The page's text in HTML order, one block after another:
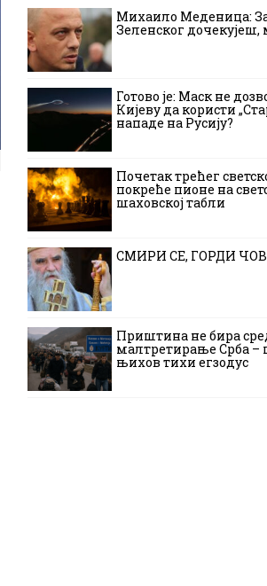
Михаило Меденица:
Зеленског дочекујеш,
Готово је: Маск не
Кијеву да користи
нападе на Русију?
Почетак трећег
покреће пионе на
шаховској табли
СМИРИ СЕ, ГОРДИ
Приштина не бира
малтретирање Срба –
њихов тихи егзодус